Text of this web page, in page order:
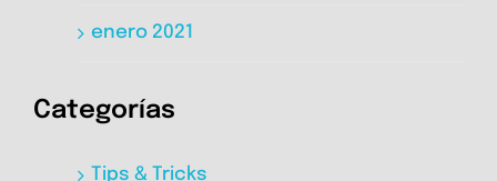
enero 2021
Categorías
Tips & Tricks